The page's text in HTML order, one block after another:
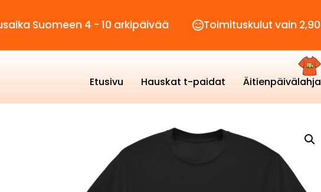
4 - 10 arkipäivää Toimituskulut vain 2,90€
Etusivu Hauskat t-paidat Äitienpäivälahja